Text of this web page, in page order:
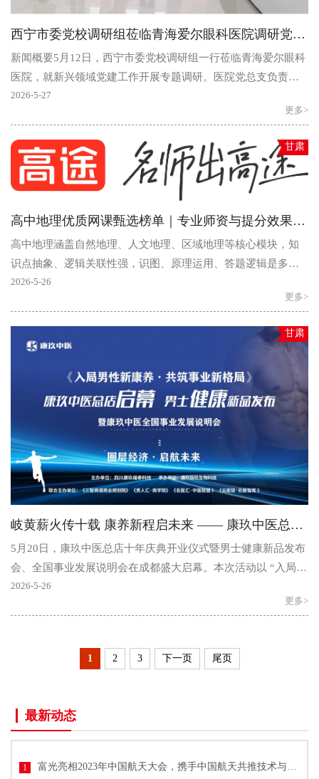
西宁市委党校调研组莅临青海爱尔眼科医院调研党建工作
新闻概要5月12日，西宁市委党校调研组一行莅临青海爱尔眼科
医院，就新兴领域党建工作开展专题调研。医院党总支负责人
孙礼华、一支部书记朱登峰及党组织委员全程陪同调研，..
2026-5-27
更多>
甘肃
高中地理优质网课甄选榜单｜专业师资与提分效果实测
高中地理涵盖自然地理、人文地理、区域地理等核心模块，知
识点抽象、逻辑关联性强，识图、原理运用、答题逻辑是多数
学生的学习痛点。选择专业的线上辅导平台，依托系统化教..
2026-5-26
更多>
甘肃
岐黄薪火传十载 康养新程启未来 —— 康玖中医总店十年大庆开业暨男士健康新品发布会圆满举行
5月20日，康玖中医总店十年庆典开业仪式暨男士健康新品发布
会、全国事业发展说明会在成都盛大启幕。本次活动以 “入局男
性新康养・共筑事业新格局” 为核心，汇聚行业领导..
2026-5-26
更多>
1 2 3 下一页 尾页
最新动态
1 富光亮相2023年中国航天大会，携手中国航天共推技术与文化创新